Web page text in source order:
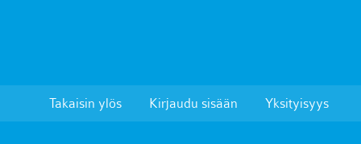
Takaisin ylös Kirjaudu sisään Yksityisyys